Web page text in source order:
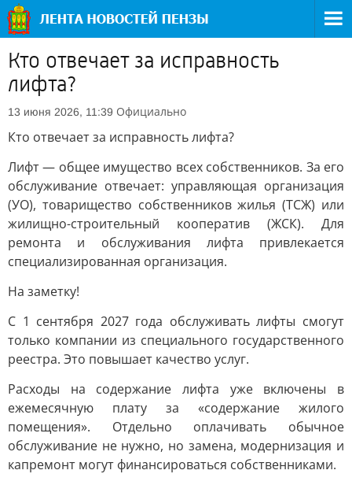
Кто отвечает за исправность
лифта?
13 июня 2026, 11:39 Официально
Кто отвечает за исправность лифта?
Лифт — общее имущество всех собственников. За его
обслуживание отвечает: управляющая организация
(УО), товарищество собственников жилья (ТСЖ) или
жилищно-строительный кооператив (ЖСК). Для
ремонта и обслуживания лифта привлекается
специализированная организация.
На заметку!
С 1 сентября 2027 года обслуживать лифты смогут
только компании из специального государственного
реестра. Это повышает качество услуг.
Расходы на содержание лифта уже включены в
ежемесячную плату за «содержание жилого
помещения». Отдельно оплачивать обычное
обслуживание не нужно, но замена, модернизация и
капремонт могут финансироваться собственниками.